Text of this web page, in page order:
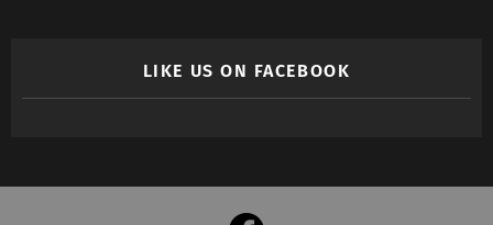
LIKE US ON FACEBOOK
facebook